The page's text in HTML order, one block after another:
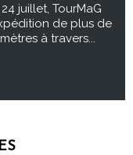
juillet, TourMaG
de plus de
à travers...